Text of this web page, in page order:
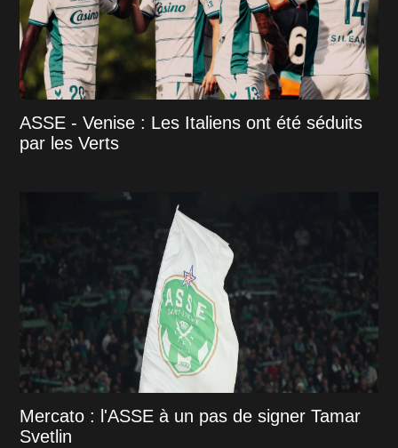
ASSE - Venise : Les Italiens ont été séduits
par les Verts
Mercato : l'ASSE à un pas de signer Tamar
Svetlin